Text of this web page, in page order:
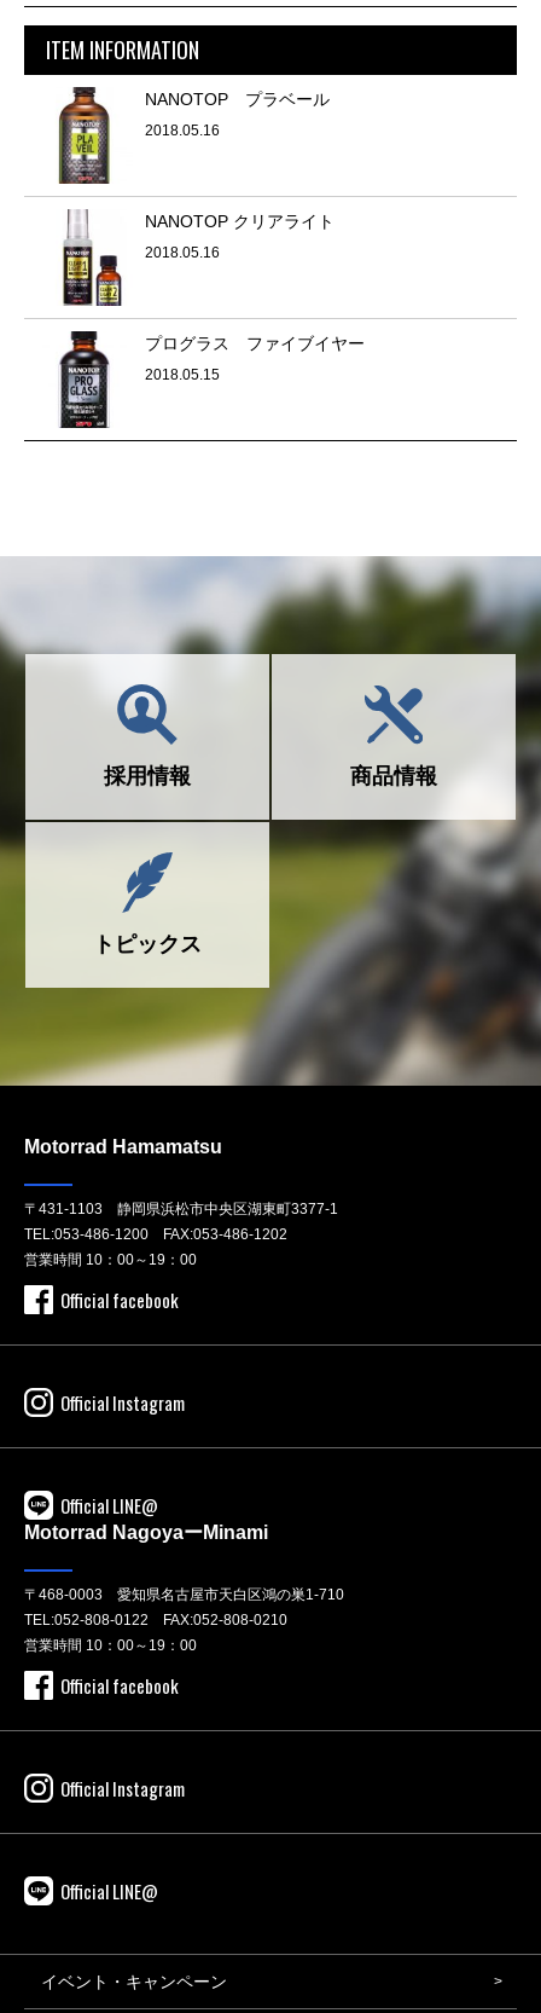
ITEM INFORMATION
NANOTOP プラベール
2018.05.16
NANOTOP クリアライト
2018.05.16
プログラス ファイブイヤー
2018.05.15
採用情報 商品情報
トピックス
Motorrad Hamamatsu
〒431-1103 静岡県浜松市中央区湖東町3377-1
TEL:053-486-1200 FAX:053-486-1202
営業時間 10：00～19：00
Official facebook
Official Instagram
Official LINE@
Motorrad NagoyaーMinami
〒468-0003 愛知県名古屋市天白区鴻の巣1-710
TEL:052-808-0122 FAX:052-808-0210
営業時間 10：00～19：00
Official facebook
Official Instagram
Official LINE@
イベント・キャンペーン